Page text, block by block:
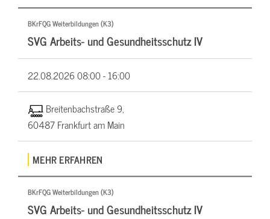
BKrFQG Weiterbildungen (K3)
SVG Arbeits- und Gesundheitsschutz IV
22.08.202608:00 - 16:00
Breitenbachstraße 9,
60487 Frankfurt am Main
MEHR ERFAHREN
BKrFQG Weiterbildungen (K3)
SVG Arbeits- und Gesundheitsschutz IV